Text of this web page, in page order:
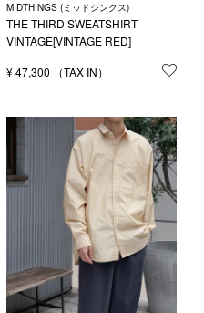
お気に入りに登録する
MIDTHINGS (ミッドシングス)
THE THIRD SWEATSHIRT
VINTAGE[VINTAGE RED]
¥47,300